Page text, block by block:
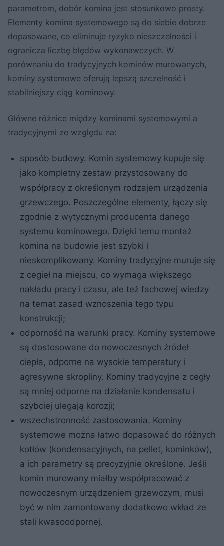
parametrom, dobór komina jest stosunkowo prosty.
Elementy komina systemowego są do siebie dobrze
dopasowane, co eliminuje ryzyko nieszczelności i
ogranicza liczbę błędów wykonawczych. W
porównaniu do tradycyjnych kominów murowanych,
kominy systemowe oferują lepszą szczelność i
stabilniejszy ciąg kominowy.
Główne różnice między kominami systemowymi a
tradycyjnymi ze względu na:
sposób budowy. Komin systemowy kupuje się
jako kompletny zestaw przystosowany do
współpracy z określonym rodzajem urządzenia
grzewczego. Poszczególne elementy, łączy się
zgodnie z wytycznymi producenta danego
systemu kominowego. Dzięki temu montaż
komina na budowie jest szybki i
nieskomplikowany. Kominy tradycyjne muruje się
z cegieł na miejscu, co wymaga większego
nakładu pracy i czasu, ale też fachowej wiedzy
na temat zasad wznoszenia tego typu
konstrukcji;
odporność na warunki pracy. Kominy systemowe
są dostosowane do nowoczesnych źródeł
ciepła, odporne na wysokie temperatury i
agresywne skropliny. Kominy tradycyjne z cegły
są mniej odporne na działanie kondensatu i
szybciej ulegają korozji;
wszechstronność zastosowania. Kominy
systemowe można łatwo dopasować do różnych
kotłów (kondensacyjnych, na pellet, kominków),
a ich parametry są precyzyjnie określone. Jeśli
komin murowany miałby współpracować z
nowoczesnym urządzeniem grzewczym, musi
być w nim zamontowany dodatkowo wkład ze
stali kwasoodpornej.